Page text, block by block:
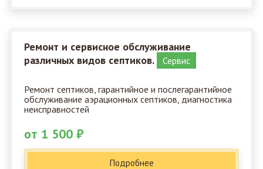
Ремонт и сервисное обслуживание
различных видов септиков.
Сервис
Ремонт септиков, гарантийное и послегарантийное
обслуживание аэрационных септиков, диагностика
неисправностей
от 1 500 ₽
Подробнее